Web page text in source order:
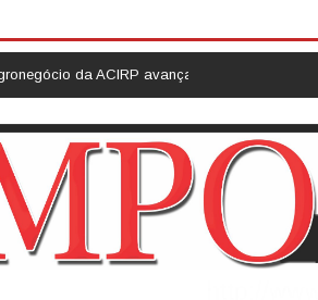
ACIRP avança na organização de ações e